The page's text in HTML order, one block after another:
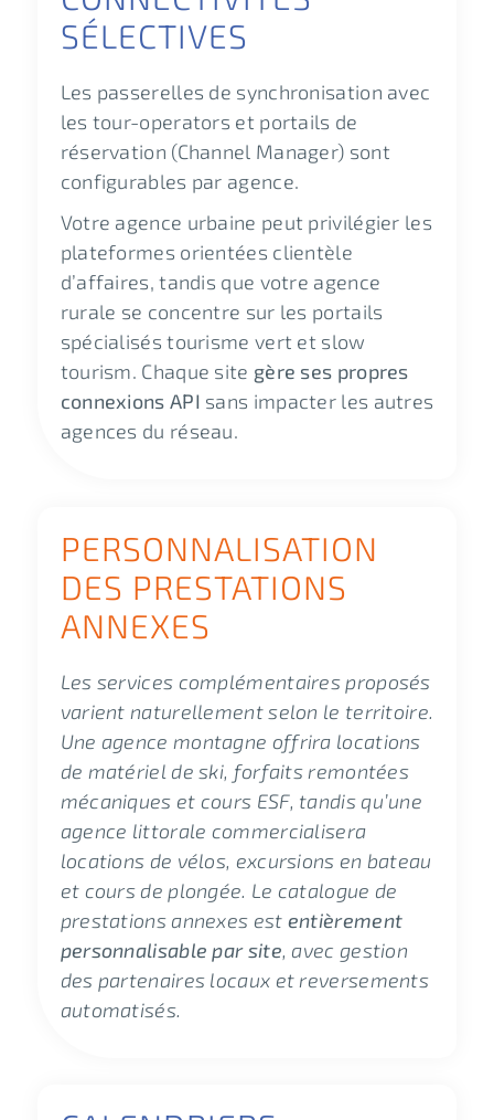
SÉLECTIVES
Les passerelles de synchronisation avec
les tour-operators et portails de
réservation (Channel Manager) sont
configurables par agence.
Votre agence urbaine peut privilégier les
plateformes orientées clientèle
d’affaires, tandis que votre agence
rurale se concentre sur les portails
spécialisés tourisme vert et slow
tourism. Chaque site gère ses propres
connexions API sans impacter les autres
agences du réseau.
PERSONNALISATION
DES PRESTATIONS
ANNEXES
Les services complémentaires proposés
varient naturellement selon le territoire.
Une agence montagne offrira locations
de matériel de ski, forfaits remontées
mécaniques et cours ESF, tandis qu’une
agence littorale commercialisera
locations de vélos, excursions en bateau
et cours de plongée. Le catalogue de
prestations annexes est entièrement
personnalisable par site, avec gestion
des partenaires locaux et reversements
automatisés.